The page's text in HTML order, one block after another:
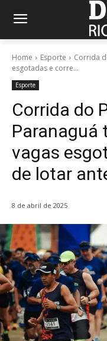
Home Esporte
Corrida
esgotadas e corre...
Esporte
Corrida do
Paranaguá
vagas
de lotar
8 de abril de 2025